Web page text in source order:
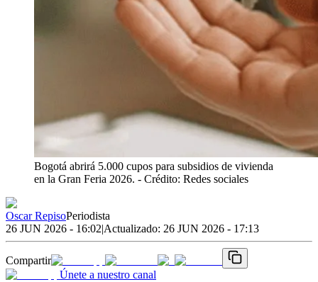
Bogotá abrirá 5.000 cupos para subsidios de vivienda
en la Gran Feria 2026. - Crédito: Redes sociales
Oscar RepisoPeriodista
26 JUN 2026 - 16:02|Actualizado: 26 JUN 2026 - 17:13
Compartir
Únete a nuestro canal